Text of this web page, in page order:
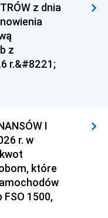
z dnia
z
r.&#8221;
I
r. w
które
1500,